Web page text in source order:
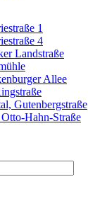
1
4
Landstraße
Allee
Gutenbergstraße
Hahn-Straße